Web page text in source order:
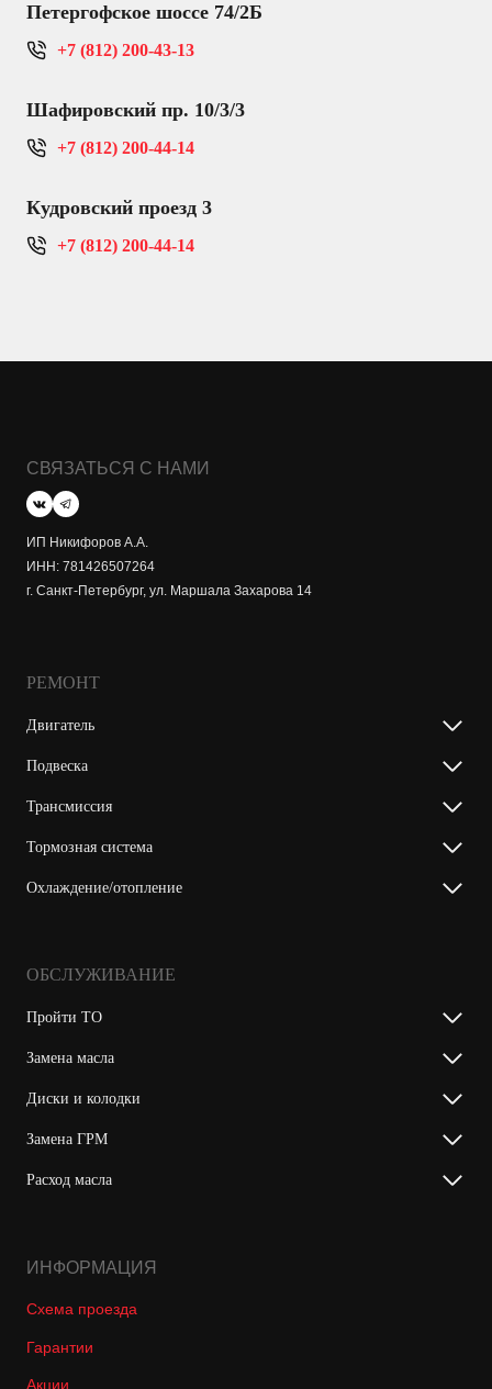
Петергофское шоссе 74/2Б
+7 (812) 200-43-13
Шафировский пр. 10/3/3
+7 (812) 200-44-14
Кудровский проезд 3
+7 (812) 200-44-14
СВЯЗАТЬСЯ С НАМИ
ИП Никифоров А.А.
ИНН: 781426507264
г. Санкт-Петербург, ул. Маршала Захарова 14
РЕМОНТ
Двигатель
Подвеска
Трансмиссия
Тормозная система
Охлаждение/отопление
ОБСЛУЖИВАНИЕ
Пройти ТО
Замена масла
Диски и колодки
Замена ГРМ
Расход масла
ИНФОРМАЦИЯ
Схема проезда
Гарантии
Акции